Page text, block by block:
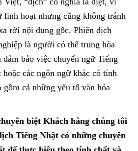
linh hoạt nhưng cũng không tránh
rời nội dung gốc. Phiên dịch
là người có thể trung hòa
bảo việc chuyển ngữ Tiếng
các ngôn ngữ khác có tính
gồm cả những yếu tố văn hóa
biệt Khách hàng chúng tôi
Tiếng Nhật có những chuyên